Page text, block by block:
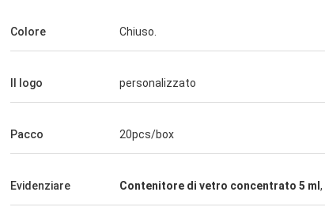
Colore Chiuso.
Il logo personalizzato
Pacco 20pcs/box
Evidenziare Contenitore di vetro concentrato 5 ml ,